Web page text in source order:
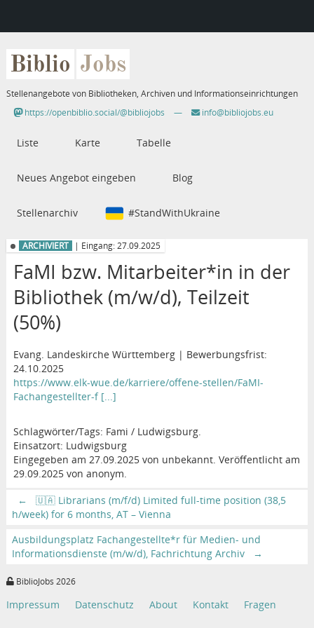
Biblio Jobs
Stellenangebote von Bibliotheken, Archiven und Informationseinrichtungen
https://openbiblio.social/@bibliojobs
— info@bibliojobs.eu
Liste Karte Tabelle
Neues Angebot eingeben Blog
Stellenarchiv #StandWithUkraine
ARCHIVIERT | Eingang: 27.09.2025
FaMI bzw. Mitarbeiter*in in der
Bibliothek (m/w/d), Teilzeit
(50%)
Evang. Landeskirche Württemberg | Bewerbungsfrist:
24.10.2025
https://www.elk-wue.de/karriere/offene-stellen/FaMI-
Fachangestellter-f [...]
Schlagwörter/Tags: Fami / Ludwigsburg.
Einsatzort: Ludwigsburg
Eingegeben am 27.09.2025 von unbekannt. Veröffentlicht am
29.09.2025 von anonym.
←
🇺🇦 Librarians (m/f/d) Limited full-time position (38,5
h/week) for 6 months, AT – Vienna
Ausbildungsplatz Fachangestellte*r für Medien- und
Informationsdienste (m/w/d), Fachrichtung Archiv
→
BiblioJobs 2026
Impressum Datenschutz About Kontakt Fragen